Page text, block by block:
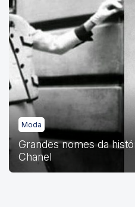
Moda
Grandes nomes da
Chanel